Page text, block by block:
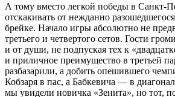
А тому вместо легкой победы в Санкт-
отскакивать от нежданно
брейке. Начало игры абсолютно не
третьего и четвертого сетов. Гости
и от души, не подпуская тех к
и приличное преимущество в третьей
разбазарили, а добить опешившего
Кобзаря в пас, а Бабкевича — в
мы увидели новичка «Зенита», но тот,